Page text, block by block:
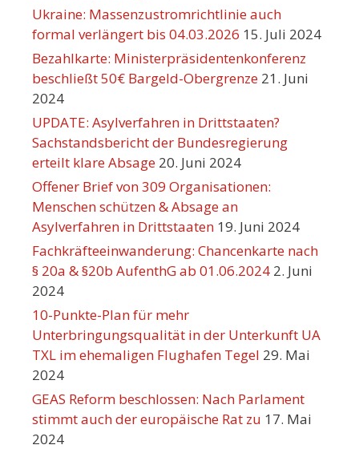
Ukraine: Massenzustromrichtlinie auch
formal verlängert bis 04.03.2026 15. Juli 2024
Bezahlkarte: Ministerpräsidentenkonferenz
beschließt 50€ Bargeld-Obergrenze 21. Juni
2024
UPDATE: Asylverfahren in Drittstaaten?
Sachstandsbericht der Bundesregierung
erteilt klare Absage 20. Juni 2024
Offener Brief von 309 Organisationen:
Menschen schützen & Absage an
Asylverfahren in Drittstaaten 19. Juni 2024
Fachkräfteeinwanderung: Chancenkarte nach
§ 20a & §20b AufenthG ab 01.06.2024 2. Juni
2024
10-Punkte-Plan für mehr
Unterbringungsqualität in der Unterkunft UA
TXL im ehemaligen Flughafen Tegel 29. Mai
2024
GEAS Reform beschlossen: Nach Parlament
stimmt auch der europäische Rat zu 17. Mai
2024